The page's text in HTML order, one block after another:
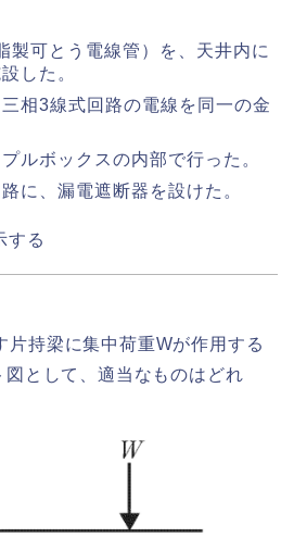
製可とう電線管）を、天井内に
した。
相3線式回路の電線を同一の金
ルボックスの内部で行った。
に、漏電遮断器を設けた。
する
片持梁に集中荷重Wが作用する
として、適当なものはどれ